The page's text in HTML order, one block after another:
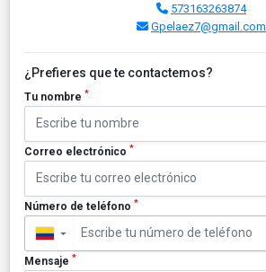
573163263874
Gpelaez7@gmail.com
¿Prefieres que te contactemos?
Tu nombre *
Correo electrónico *
Número de teléfono *
▼
Mensaje *